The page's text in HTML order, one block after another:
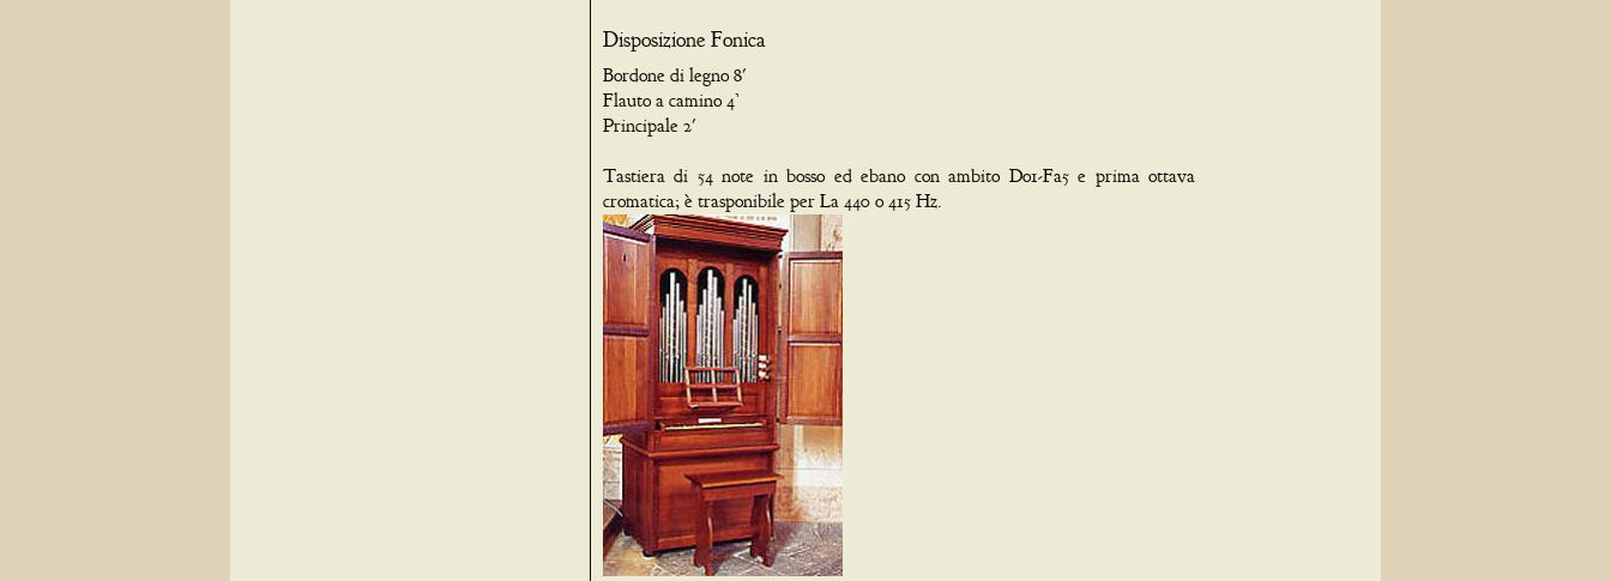
Disposizione Fonica
Bordone di legno 8'
Flauto a camino 4’
Principale 2'
Tastiera di 54 note in bosso ed ebano con ambito Do1-Fa5 e prima ottava
cromatica; è trasponibile per La 440 o 415 Hz.